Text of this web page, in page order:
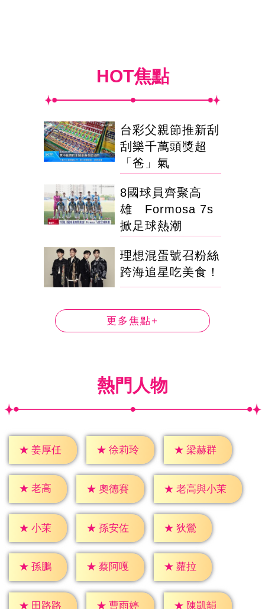
HOT焦點
台彩父親節推新刮
刮樂千萬頭獎超
「爸」氣
8國球員齊聚高
雄 Formosa 7s
掀足球熱潮
理想混蛋號召粉絲
跨海追星吃美食！
更多焦點+
熱門人物
★ 姜厚任 ★ 徐莉玲 ★ 梁赫群
★ 老高 ★ 奧德賽 ★ 老高與小茉
★ 小茉 ★ 孫安佐 ★ 狄鶯
★ 孫鵬 ★ 蔡阿嘎 ★ 蘿拉
★ 田路路 ★ 曹雨婷 ★ 陳凱韻